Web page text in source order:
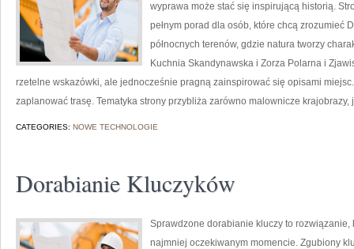
wyprawa może stać się inspirującą historią.
pełnym porad dla osób, które chcą zrozumieć
północnych terenów, gdzie natura tworzy
Kuchnia Skandynawska i Zorza Polarna i
rzetelne wskazówki, ale jednocześnie pragną zainspirować się opisami
zaplanować trasę. Tematyka strony przybliża zarówno malownicze krajobrazy,
CATEGORIES: NOWE TECHNOLOGIE
Dorabianie Kluczyków
Sprawdzone dorabianie kluczy to
najmniej oczekiwanym momencie. Zgubiony